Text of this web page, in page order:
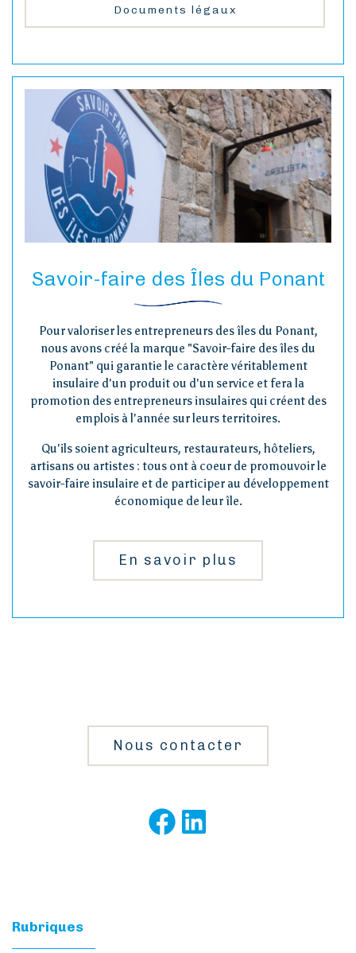
Documents légaux
Savoir-faire des Îles du Ponant
Pour valoriser les entrepreneurs des îles du Ponant,
nous avons créé la marque "Savoir-faire des îles du
Ponant" qui garantie le caractère véritablement
insulaire d'un produit ou d'un service et fera la
promotion des entrepreneurs insulaires qui créent des
emplois à l'année sur leurs territoires.
Qu'ils soient agriculteurs, restaurateurs, hôteliers,
artisans ou artistes : tous ont à coeur de promouvoir le
savoir-faire insulaire et de participer au développement
économique de leur île.
En savoir plus
Nous contacter
Rubriques